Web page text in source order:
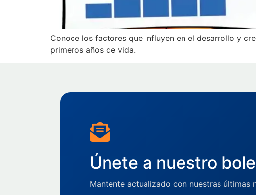
Conoce los factores que influyen en el desarrollo y
primeros años de vida.
Únete a nuestro
Mantente actualizado con nuestras últimas